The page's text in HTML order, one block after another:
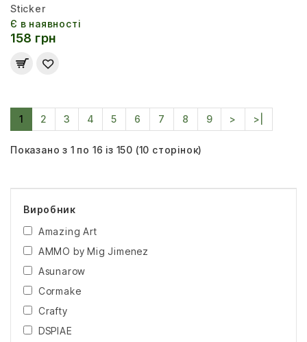
Sticker
Є в наявності
158 грн
1 2 3 4 5 6 7 8 9 > >|
Показано з 1 по 16 із 150 (10 сторінок)
Виробник
Amazing Art
AMMO by Mig Jimenez
Asunarow
Cormake
Crafty
DSPIAE